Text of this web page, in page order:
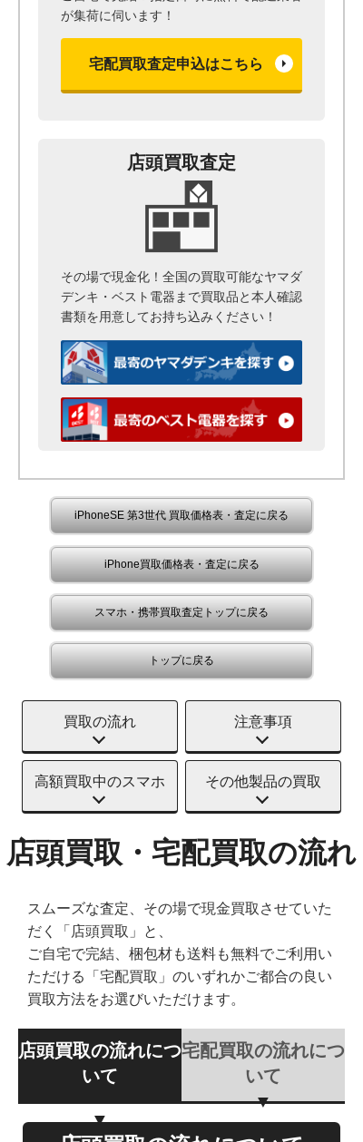
が集荷に伺います！
宅配買取査定申込はこちら
店頭買取査定
その場で現金化！全国の買取可能なヤマダ
デンキ・ベスト電器まで買取品と本人確認
書類を用意してお持ち込みください！
iPhoneSE 第3世代 買取価格表・査定に戻る
iPhone買取価格表・査定に戻る
スマホ・携帯買取査定トップに戻る
トップに戻る
買取の流れ 注意事項
高額買取中のスマホ その他製品の買取
店頭買取・宅配買取の流れ
スムーズな査定、その場で現金買取させていた
だく「店頭買取」と、
ご自宅で完結、梱包材も送料も無料でご利用い
ただける「宅配買取」のいずれかご都合の良い
買取方法をお選びいただけます。
店頭買取の流れにつ
いて
宅配買取の流れにつ
いて